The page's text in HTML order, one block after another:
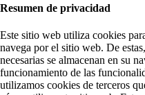
Resumen de privacidad
Este sitio web utiliza cookies
navega por el sitio web. De
necesarias se almacenan en su
funcionamiento de las
utilizamos cookies de terceros